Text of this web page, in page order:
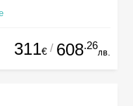
311€ / 608.26
лв.